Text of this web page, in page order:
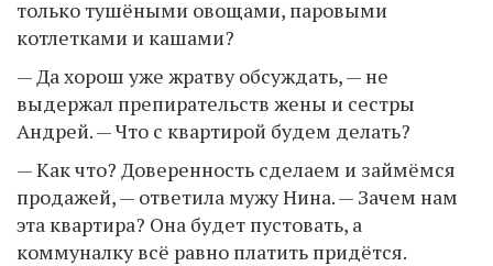
только тушёными овощами, паровыми
котлетками и кашами?
— Да хорош уже жратву обсуждать, — не
выдержал препирательств жены и сестры
Андрей. — Что с квартирой будем делать?
— Как что? Доверенность сделаем и займёмся
продажей, — ответила мужу Нина. — Зачем нам
эта квартира? Она будет пустовать, а
коммуналку всё равно платить придётся.